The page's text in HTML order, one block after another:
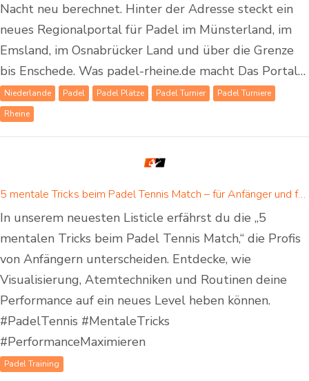
Nacht neu berechnet. Hinter der Adresse steckt ein
neues Regionalportal für Padel im Münsterland, im
Emsland, im Osnabrücker Land und über die Grenze
bis Enschede. Was padel-rheine.de macht Das Portal…
Niederlande Padel Padel Plätze Padel Turnier
Padel Turniere
Rheine
5 mentale Tricks beim Padel Tennis Match – für Anfänger und fortgeschrittene Padelspieler
In unserem neuesten Listicle erfährst du die „5
mentalen Tricks beim Padel Tennis Match,“ die Profis
von Anfängern unterscheiden. Entdecke, wie
Visualisierung, Atemtechniken und Routinen deine
Performance auf ein neues Level heben können.
#PadelTennis #MentaleTricks
#PerformanceMaximieren
Padel Training